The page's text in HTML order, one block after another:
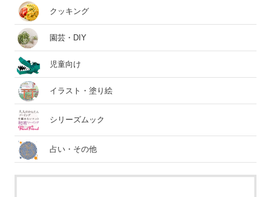
クッキング
園芸・DIY
児童向け
イラスト・塗り絵
シリーズムック
占い・その他